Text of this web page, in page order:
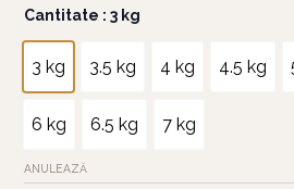
Cantitate : 3 kg
3 kg 3.5 kg 4 kg 4.5 kg
6 kg 6.5 kg 7 kg
ANULEAZĂ
Cantitate